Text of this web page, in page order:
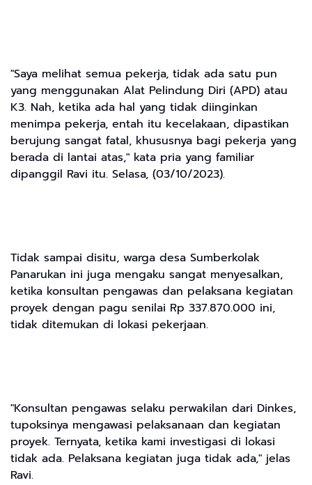
"Saya melihat semua pekerja, tidak ada satu pun
yang menggunakan Alat Pelindung Diri (APD) atau
K3. Nah, ketika ada hal yang tidak diinginkan
menimpa pekerja, entah itu kecelakaan, dipastikan
berujung sangat fatal, khususnya bagi pekerja yang
berada di lantai atas," kata pria yang familiar
dipanggil Ravi itu. Selasa, (03/10/2023).
Tidak sampai disitu, warga desa Sumberkolak
Panarukan ini juga mengaku sangat menyesalkan,
ketika konsultan pengawas dan pelaksana kegiatan
proyek dengan pagu senilai Rp 337.870.000 ini,
tidak ditemukan di lokasi pekerjaan.
"Konsultan pengawas selaku perwakilan dari Dinkes,
tupoksinya mengawasi pelaksanaan dan kegiatan
proyek. Ternyata, ketika kami investigasi di lokasi
tidak ada. Pelaksana kegiatan juga tidak ada," jelas
Ravi.